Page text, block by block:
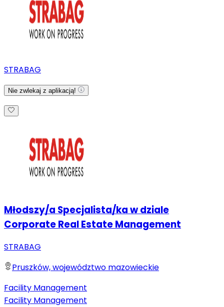
STRABAG
Nie zwlekaj z aplikacją!
Młodszy/a Specjalista/ka w dziale
Corporate Real Estate Management
STRABAG
Pruszków, województwo mazowieckie
Facility Management
Facility Management